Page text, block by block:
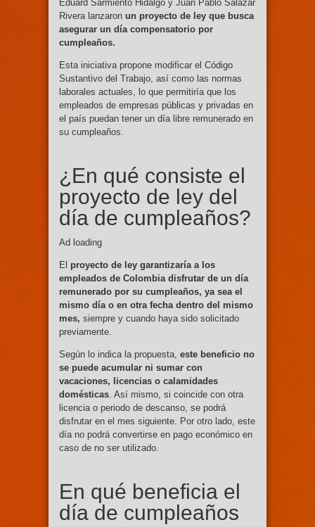
Eduard Sarmiento Hidalgo y Juan Pablo Salazar
Rivera lanzaron un proyecto de ley que busca
asegurar un día compensatorio por
cumpleaños.
Esta iniciativa propone modificar el Código
Sustantivo del Trabajo, así como las normas
laborales actuales, lo que permitiría que los
empleados de empresas públicas y privadas en
el país puedan tener un día libre remunerado en
su cumpleaños.
¿En qué consiste el
proyecto de ley del
día de cumpleaños?
Ad loading
El proyecto de ley garantizaría a los
empleados de Colombia disfrutar de un día
remunerado por su cumpleaños, ya sea el
mismo día o en otra fecha dentro del mismo
mes, siempre y cuando haya sido solicitado
previamente.
Según lo indica la propuesta, este beneficio no
se puede acumular ni sumar con
vacaciones, licencias o calamidades
domésticas. Así mismo, si coincide con otra
licencia o periodo de descanso, se podrá
disfrutar en el mes siguiente. Por otro lado, este
día no podrá convertirse en pago económico en
caso de no ser utilizado.
En qué beneficia el
día de cumpleaños